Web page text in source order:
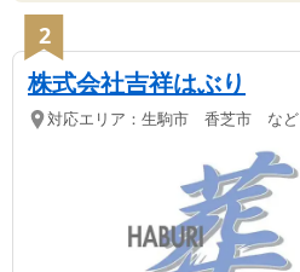
2
株式会社吉祥はぶり
対応エリア： 生駒市 香芝市 など